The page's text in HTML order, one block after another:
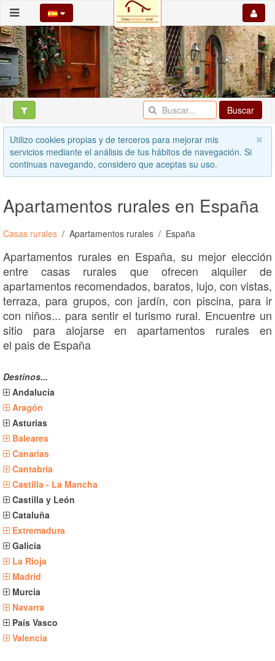
Buscar
Utilizo cookies propias y de terceros para mejorar mis
servicios mediante el análisis de tus hábitos de navegación. Si
continuas navegando, considero que aceptas su uso.
Apartamentos rurales en España
Casas rurales Apartamentos rurales España
Apartamentos rurales en España, su mejor elección
entre casas rurales que ofrecen alquiler de
apartamentos recomendados, baratos, lujo, con vistas,
terraza, para grupos, con jardín, con piscina, para ir
con niños... para sentir el turismo rural. Encuentre un
sitio para alojarse en apartamentos rurales en
el pais de España
Destinos...
Andalucía
Aragón
Asturias
Baleares
Canarias
Cantabria
Castilla - La Mancha
Castilla y León
Cataluña
Extremadura
Galicia
La Rioja
Madrid
Murcia
Navarra
País Vasco
Valencia